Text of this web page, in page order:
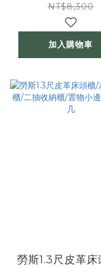
NT$8,300
加入購物車
勞斯1.3尺皮革